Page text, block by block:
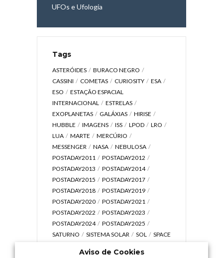
UFOs e Ufologia
Tags
ASTERÓIDES
BURACO NEGRO
CASSINI
COMETAS CURIOSITY
ESA
ESO
ESTAÇÃO ESPACIAL
INTERNACIONAL
ESTRELAS
EXOPLANETAS
GALÁXIAS
HIRISE
HUBBLE
IMAGENS ISS LPOD
LRO
LUA
MARTE
MERCÚRIO
MESSENGER
NASA
NEBULOSA
POSTADAY2011
POSTADAY2012
POSTADAY2013
POSTADAY2014
POSTADAY2015
POSTADAY2017
POSTADAY2018
POSTADAY2019
POSTADAY2020
POSTADAY2021
POSTADAY2022
POSTADAY2023
POSTADAY2024
POSTADAY2025
SATURNO
SISTEMA SOLAR SOL
SPACE
UNIVERSO
VÍDEO
Aviso de Cookies